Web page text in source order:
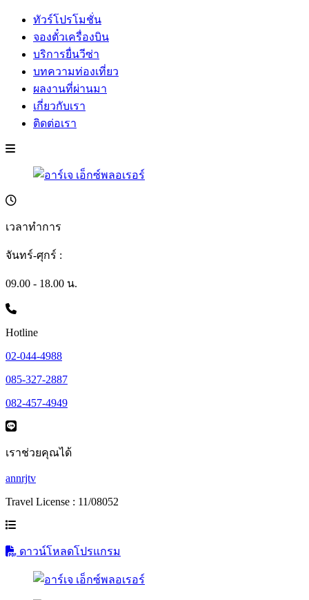
ทัวร์โปรโมชั่น
จองตั๋วเครื่องบิน
บริการยื่นวีซ่า
บทความท่องเที่ยว
ผลงานที่ผ่านมา
เกี่ยวกับเรา
ติดต่อเรา
เวลาทำการ
จันทร์-ศุกร์ :
09.00 - 18.00 น.
Hotline
02-044-4988
085-327-2887
082-457-4949
เราช่วยคุณได้
annrjtv
Travel License : 11/08052
ดาวน์โหลดโปรแกรม